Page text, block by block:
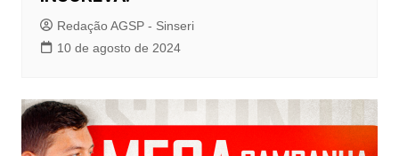
Redação AGSP - Sinseri
10 de agosto de 2024